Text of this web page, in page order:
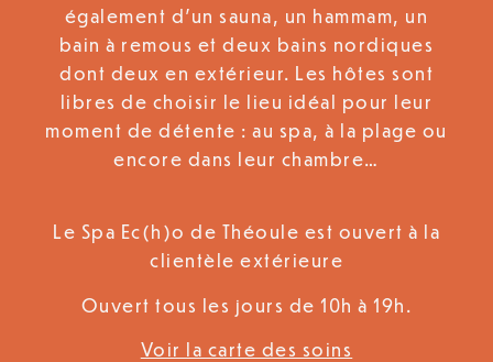
également d’un sauna, un hammam, un
bain à remous et deux bains nordiques
dont deux en extérieur. Les hôtes sont
libres de choisir le lieu idéal pour leur
moment de détente : au spa, à la plage ou
encore dans leur chambre…
Le Spa Ec(h)o de Théoule est ouvert à la
clientèle extérieure
Ouvert tous les jours de 10h à 19h.
Voir la carte des soins